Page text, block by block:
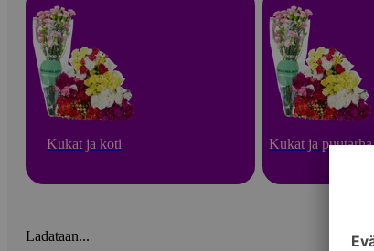
Kukat ja koti Kukat ja puutarha
Ladataan...